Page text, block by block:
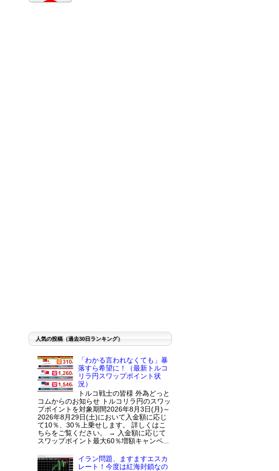
人気の投稿（過去30日ランキング）
「わかる言われなくても」暴
落すら希望に！（最新トルコ
リラ円スワップポイント状
況）
トルコ戦士の皆様 外為どっと
コムからのお知らせ トルコリラ円のスワッ
プポイントを対象期間2026年8月3日(月)～
2026年8月29日(土)において入金額に応じ
て10％、30％上乗せします。 詳しくはこ
ちらをご覧ください。 → 入金額に応じて
スワップポイント最大60％増額キャンペ...
イラン問題、ますますエスカ
レート！今度は紅海封鎖なの